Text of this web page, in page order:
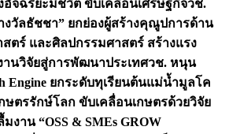
จฉริยะมีชีวิต ขับเคลื่อนเศรษฐกิจวช.
งวัลธัชชา” ยกย่องผู้สร้างคุณูปการด้าน
ตร์ และศิลปกรรมศาสตร์ สร้างแรง
นวิจัยสู่การพัฒนาประเทศวช. หนุน
Engine ยกระดับทุเรียนต้นแม่น้ำมูลโค
ษตรรักษ์โลก ขับเคลื่อนเกษตรด้วยวิจัย
งาน “OSS & SMEs GROW